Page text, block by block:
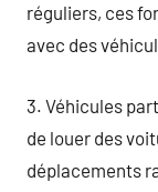
réguliers, ces
avec des
3. Véhicules
de louer des
déplacements